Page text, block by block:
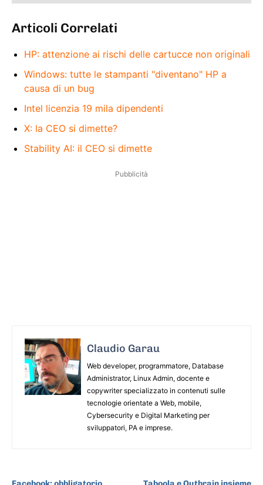
Articoli Correlati
HP: attenzione ai rischi delle cartucce non originali
Windows: tutte le stampanti "diventano" HP a
causa di un bug
Intel licenzia 19 mila dipendenti
X: la CEO si dimette?
Stability AI: il CEO si dimette
Pubblicità
Claudio Garau
Web developer, programmatore, Database
Administrator, Linux Admin, docente e
copywriter specializzato in contenuti sulle
tecnologie orientate a Web, mobile,
Cybersecurity e Digital Marketing per
sviluppatori, PA e imprese.